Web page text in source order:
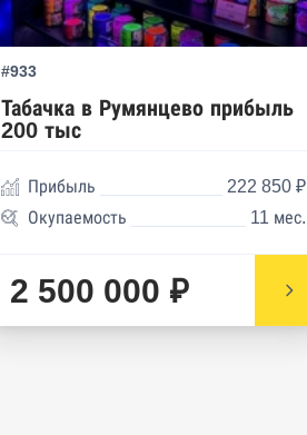
#933
Табачка в Румянцево прибыль
200 тыс
Прибыль
222 850 ₽
Окупаемость
11 мес.
2 500 000 ₽